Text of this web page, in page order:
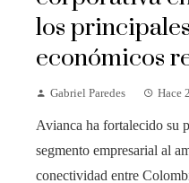
los
económicos
Gabriel Paredes Hace
Avianca ha fortalecido su
segmento empresarial al
conectividad entre